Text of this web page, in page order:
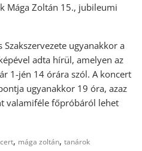
Mága Zoltán 15., jubileumi
ugyanakkor a
adta hírül, amelyen az
1-jén 14 órára szól. A koncert
ugyanakkor 19 óra, azaz
valamiféle főpróbáról lehet
, mága zoltán,tanárok